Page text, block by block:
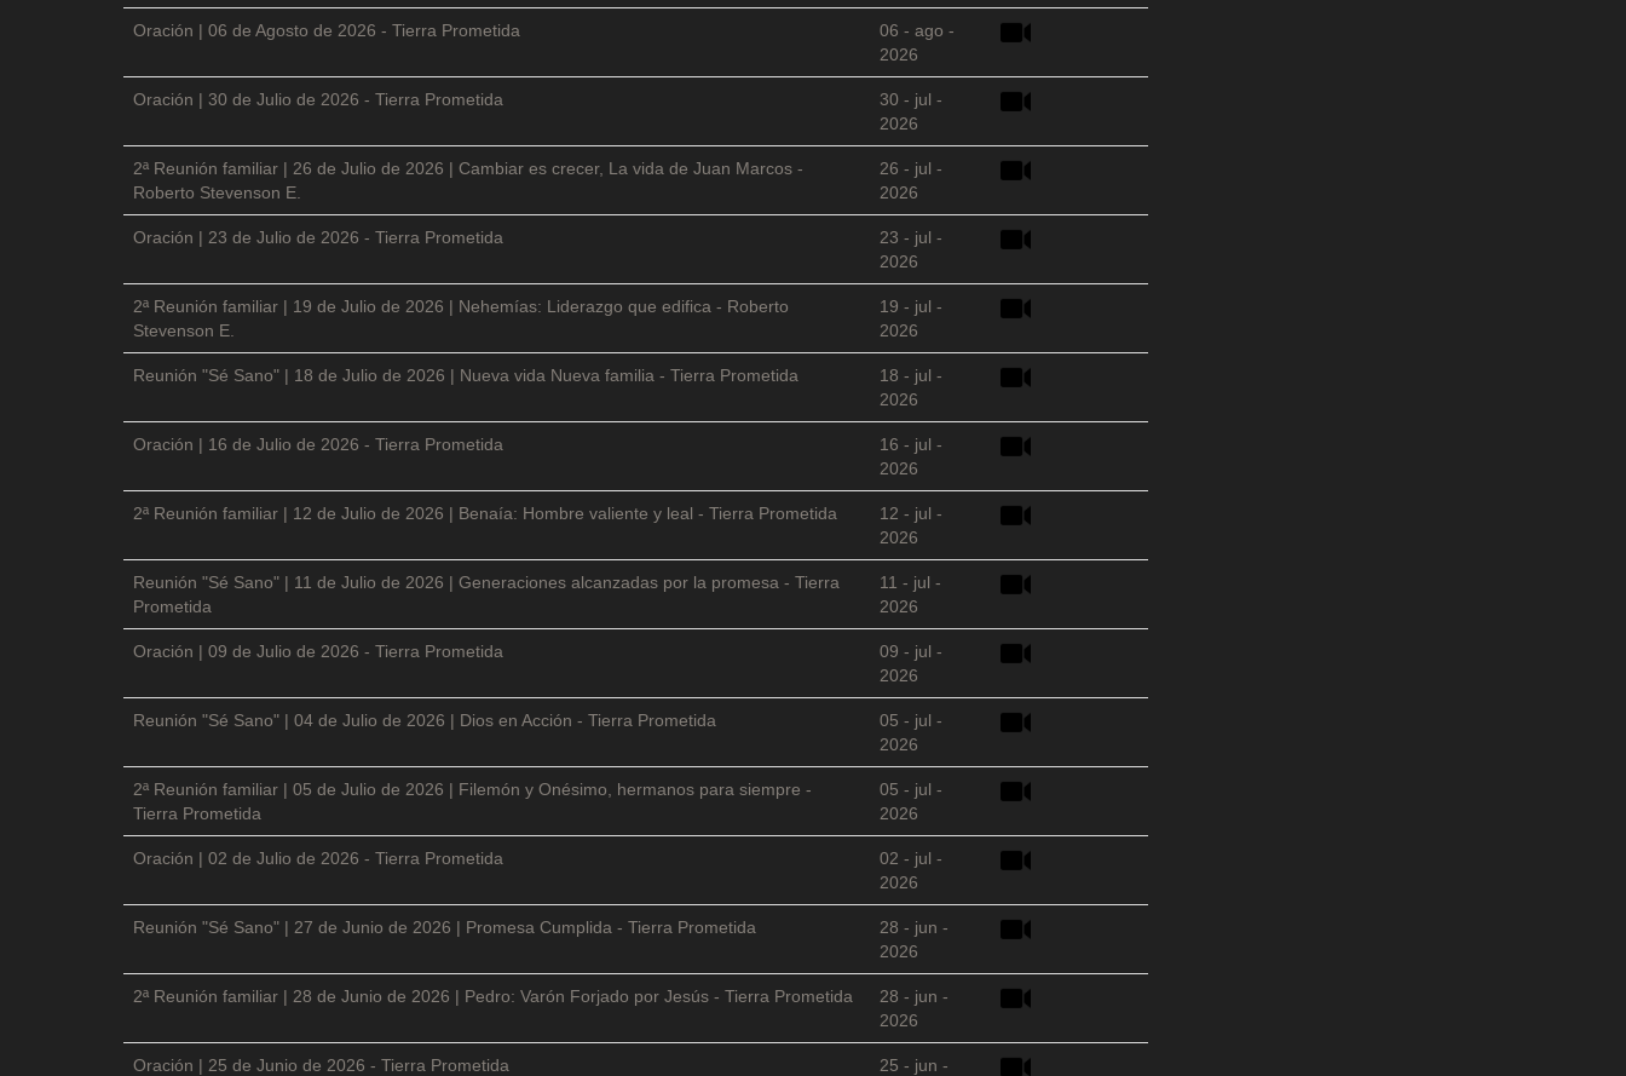
Oración | 06 de Agosto de 2026 - Tierra Prometida
06 - ago -
2026
Oración | 30 de Julio de 2026 - Tierra Prometida
30 - jul -
2026
2ª Reunión familiar | 26 de Julio de 2026 | Cambiar es crecer, La vida de Juan Marcos -
Roberto Stevenson E.
26 - jul -
2026
Oración | 23 de Julio de 2026 - Tierra Prometida
23 - jul -
2026
2ª Reunión familiar | 19 de Julio de 2026 | Nehemías: Liderazgo que edifica - Roberto
Stevenson E.
19 - jul -
2026
Reunión "Sé Sano" | 18 de Julio de 2026 | Nueva vida Nueva familia - Tierra Prometida
18 - jul -
2026
Oración | 16 de Julio de 2026 - Tierra Prometida
16 - jul -
2026
2ª Reunión familiar | 12 de Julio de 2026 | Benaía: Hombre valiente y leal - Tierra Prometida
12 - jul -
2026
Reunión "Sé Sano" | 11 de Julio de 2026 | Generaciones alcanzadas por la promesa - Tierra
Prometida
11 - jul -
2026
Oración | 09 de Julio de 2026 - Tierra Prometida
09 - jul -
2026
Reunión "Sé Sano" | 04 de Julio de 2026 | Dios en Acción - Tierra Prometida
05 - jul -
2026
2ª Reunión familiar | 05 de Julio de 2026 | Filemón y Onésimo, hermanos para siempre -
Tierra Prometida
05 - jul -
2026
Oración | 02 de Julio de 2026 - Tierra Prometida
02 - jul -
2026
Reunión "Sé Sano" | 27 de Junio de 2026 | Promesa Cumplida - Tierra Prometida
28 - jun -
2026
2ª Reunión familiar | 28 de Junio de 2026 | Pedro: Varón Forjado por Jesús - Tierra Prometida
28 - jun -
2026
Oración | 25 de Junio de 2026 - Tierra Prometida
25 - jun -